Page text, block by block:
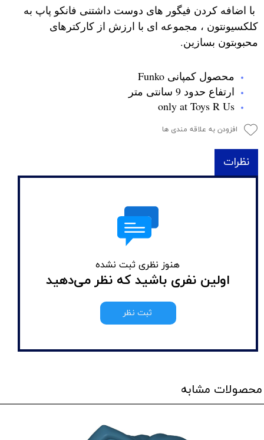
با اضافه کردن فیگور های دوست داشتنی فانکو پاپ به
کلکسیونتون ، مجموعه ای با ارزش از کارکترهای
محبوبتون بسازین.
محصول کمپانی Funko
ارتفاع حدود 9 سانتی متر
only at Toys R Us
افزودن به علاقه مندی ها
نظرات
هنوز نظری ثبت نشده
اولین نفری باشید که نظر می‌دهید
ثبت نظر
محصولات مشابه